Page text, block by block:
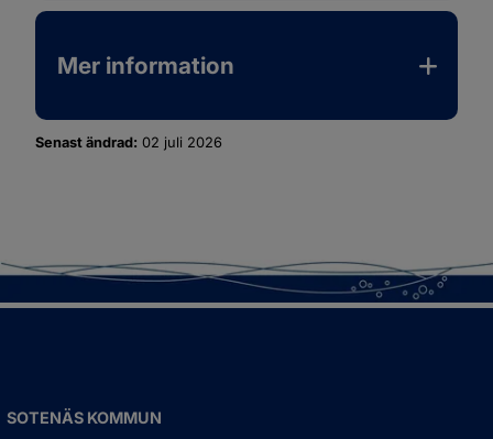
Mer information
Senast ändrad: 02 juli 2026
SOTENÄS KOMMUN